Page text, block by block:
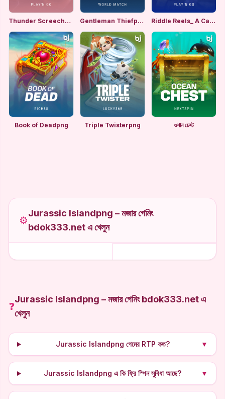
Thunder Screechpng Gentleman Thiefpng Riddle Reels_ A Case of Richespng
Book of Deadpng Triple Twisterpng ওশান চেস্ট
⚙️
Jurassic Islandpng – মজার গেমিং
bdok333.net এ খেলুন
❓
Jurassic Islandpng – মজার গেমিং bdok333.net এ
খেলুন
Jurassic Islandpng গেমের RTP কত? ▼
Jurassic Islandpng এ কি ফ্রি স্পিন সুবিধা আছে? ▼